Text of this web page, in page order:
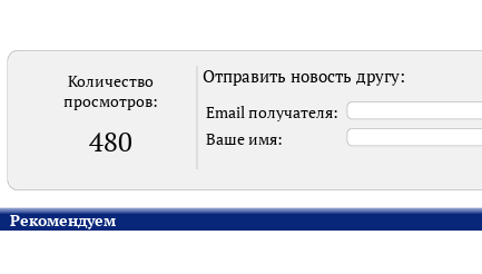
Количество
просмотров:
480
Отправить новость другу:
Email получателя:
Ваше имя:
Рекомендуем